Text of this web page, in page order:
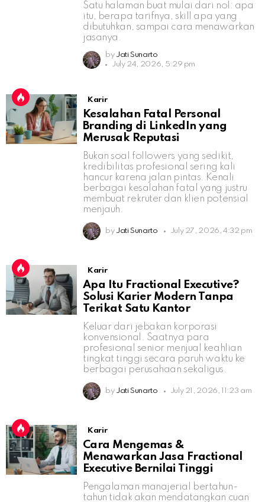
Satu halaman buat mulai dari nol: apa
itu, berapa tarifnya, skill apa yang
dibutuhkan, sampai cara menawarkan
jasanya.
by Jati Sunarto
July 24, 2026, 5:29 pm
Karir
Kesalahan Fatal Personal
Branding di LinkedIn yang
Merusak Reputasi
Bukan soal followers yang sedikit,
kredibilitas profesional sering kali
hancur karena jalan pintas. Kenali
berbagai kesalahan fatal yang justru
membuat rekruter dan klien potensial
menjauh.
by Jati Sunarto July 27, 2026, 4:32 pm
Karir
Apa Itu Fractional Executive?
Solusi Karier Modern Tanpa
Terikat Satu Kantor
Keluar dari jebakan korporasi
konvensional. Saatnya para
profesional senior menjual keahlian
tingkat tinggi secara paruh waktu ke
berbagai perusahaan sekaligus.
by Jati Sunarto July 21, 2026, 11:23 am
Karir
Cara Mengemas &
Menawarkan Jasa Fractional
Executive Bernilai Tinggi
Pengalaman manajerial bertahun-
tahun tidak akan mendatangkan cuan